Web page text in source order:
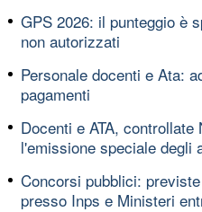
GPS 2026: il punteggio è
non autorizzati
Personale docenti e Ata:
pagamenti
Docenti e ATA,
l'emissione speciale degli
Concorsi pubblici:
presso Inps e Ministeri